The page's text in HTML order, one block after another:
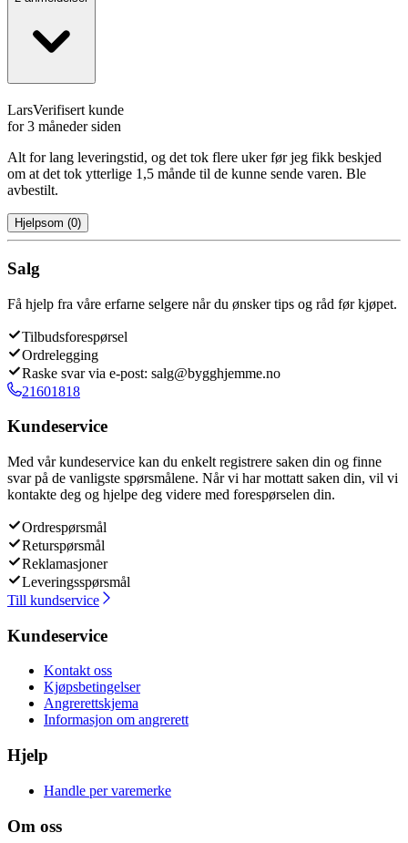
LarsVerifisert kunde
for 3 måneder siden
Alt for lang leveringstid, og det tok flere uker før jeg fikk beskjed
om at det tok ytterlige 1,5 månde til de kunne sende varen. Ble
avbestilt.
Hjelpsom (0)
Salg
Få hjelp fra våre erfarne selgere når du ønsker tips og råd før kjøpet.
Tilbudsforespørsel
Ordrelegging
Raske svar via e-post: salg@bygghjemme.no
21601818
Kundeservice
Med vår kundeservice kan du enkelt registrere saken din og finne
svar på de vanligste spørsmålene. Når vi har mottatt saken din, vil vi
kontakte deg og hjelpe deg videre med forespørselen din.
Ordrespørsmål
Returspørsmål
Reklamasjoner
Leveringsspørsmål
Till kundservice
Kundeservice
Kontakt oss
Kjøpsbetingelser
Angrerettskjema
Informasjon om angrerett
Hjelp
Handle per varemerke
Om oss